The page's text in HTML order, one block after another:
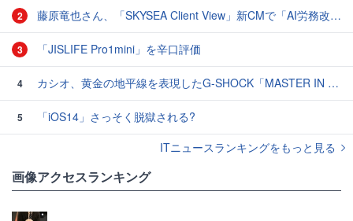
2 藤原竜也さん、「SKYSEA Client View」新CMで「AI労務改善」をアピール 働き方をAIが分析したら「すぐに休んで」と言われる？
3 「JISLIFE Pro1mini」を辛口評価
4 カシオ、黄金の地平線を表現したG-SHOCK「MASTER IN HORIZON GOLD」3モデル
5
「iOS14」さっそく脱獄される?
ITニュースランキングをもっと見る
画像アクセスランキング